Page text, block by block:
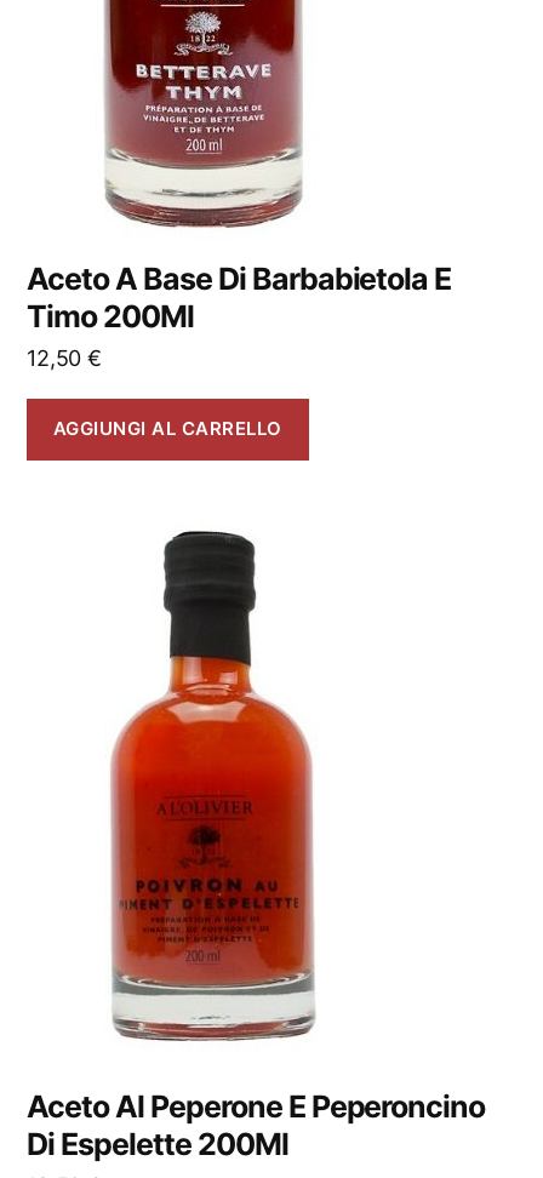
Aceto A Base Di Barbabietola E
Timo 200Ml
12,50 €
AGGIUNGI AL CARRELLO
Aceto Al Peperone E Peperoncino
Di Espelette 200Ml